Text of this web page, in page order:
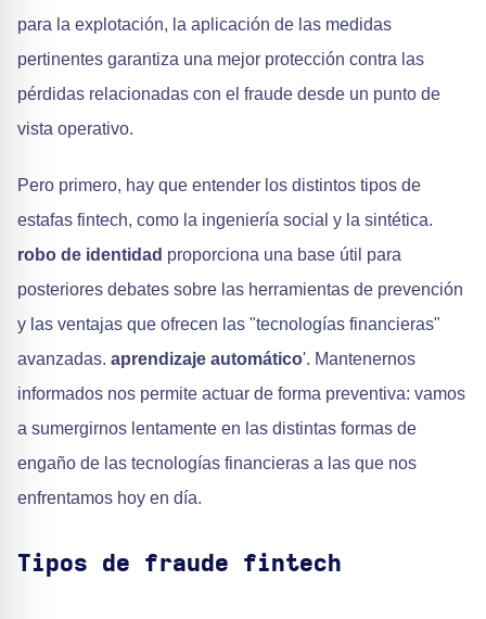
para la explotación, la aplicación de las medidas
pertinentes garantiza una mejor protección contra las
pérdidas relacionadas con el fraude desde un punto de
vista operativo.
Pero primero, hay que entender los distintos tipos de
estafas fintech, como la ingeniería social y la sintética.
robo de identidad proporciona una base útil para
posteriores debates sobre las herramientas de prevención
y las ventajas que ofrecen las "tecnologías financieras"
avanzadas. aprendizaje automático'. Mantenernos
informados nos permite actuar de forma preventiva: vamos
a sumergirnos lentamente en las distintas formas de
engaño de las tecnologías financieras a las que nos
enfrentamos hoy en día.
Tipos de fraude fintech